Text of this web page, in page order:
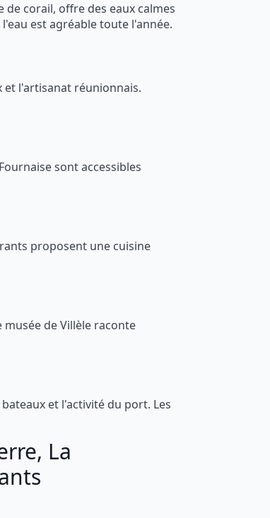
corail, offre des eaux calmes
est agréable toute l'année.
et l'artisanat réunionnais.
sont accessibles
proposent une cuisine
de Villèle raconte
et l'activité du port. Les
La